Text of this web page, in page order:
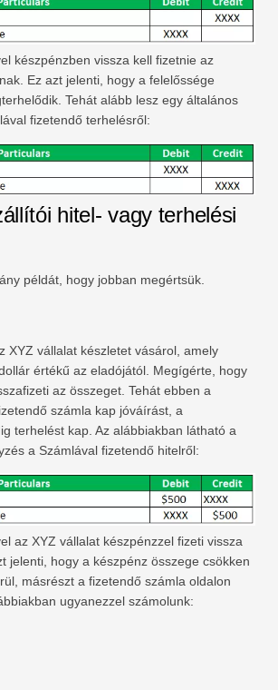
készpénzben vissza kell fizetnie az
Ez azt jelenti, hogy a felelőssége
Tehát alább lesz egy általános
fizetendő terhelésről:
hitel- vagy terhelési
példát, hogy jobban megértsük.
XYZ vállalat készletet vásárol, amely
értékű az eladójától. Megígérte, hogy
az összeget. Tehát ebben a
számla kap jóváírást, a
terhelést kap. Az alábbiakban látható a
a Számlával fizetendő hitelről:
az XYZ vállalat készpénzzel fizeti vissza
jelenti, hogy a készpénz összege csökken
másrészt a fizetendő számla oldalon
ugyanezzel számolunk: